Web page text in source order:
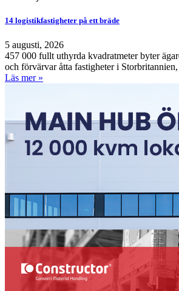
14 logistikfastigheter på ett bräde
5 augusti, 2026
457 000 fullt uthyrda kvadratmeter byter
och förvärvar åtta fastigheter i
Läs mer »